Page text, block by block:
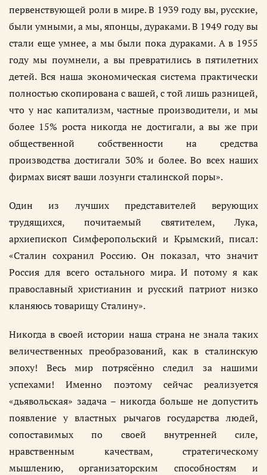
первенствующей роли в мире. В 1939 году вы, русские,
были умными, а мы, японцы, дураками. В 1949 году вы
стали еще умнее, а мы были пока дураками. А в 1955
году мы поумнели, а вы превратились в пятилетних
детей. Вся наша экономическая система практически
полностью скопирована с вашей, с той лишь разницей,
что у нас капитализм, частные производители, и мы
более 15% роста никогда не достигали, а вы же при
общественной собственности на средства
производства достигали 30% и более. Во всех наших
фирмах висят ваши лозунги сталинской поры».
Один из лучших представителей верующих
трудящихся, почитаемый святителем, Лука,
архиепископ Симферопольский и Крымский, писал:
«Сталин сохранил Россию. Он показал, что значит
Россия для всего остального мира. И потому я как
православный христианин и русский патриот низко
кланяюсь товарищу Сталину».
Никогда в своей истории наша страна не знала таких
величественных преобразований, как в сталинскую
эпоху! Весь мир потрясённо следил за нашими
успехами! Именно поэтому сейчас реализуется
«дьявольская» задача – никогда больше не допустить
появление у властных рычагов государства людей,
сопоставимых по своей внутренней силе,
нравственным качествам, стратегическому
мышлению, организаторским способностям и